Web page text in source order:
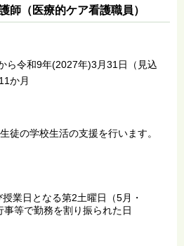
師（医療的ケア看護職員）
ら令和9年(2027年)3月31日（見込
か月
徒の学校生活の支援を行います。
業日となる第2土曜日（5月・
等で勤務を割り振られた日